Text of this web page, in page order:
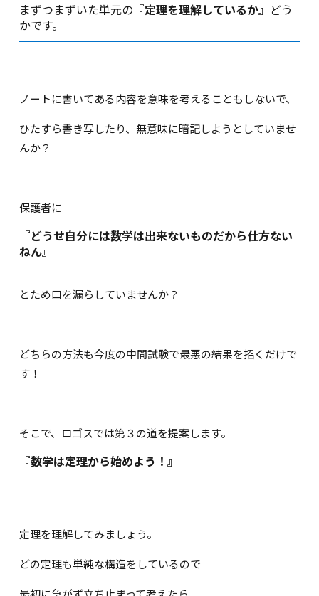
まずつまずいた単元の 『定理を理解しているか』 どう
かです。
ノートに書いてある内容を意味を考えることもしないで、
ひたすら書き写したり、無意味に暗記しようとしていませ
んか？
保護者に
『どうせ自分には数学は出来ないものだから仕方ない
ねん』
とため口を漏らしていませんか？
どちらの方法も今度の中間試験で最悪の結果を招くだけで
す！
そこで、ロゴスでは第３の道を提案します。
『数学は定理から始めよう！』
定理を理解してみましょう。
どの定理も単純な構造をしているので